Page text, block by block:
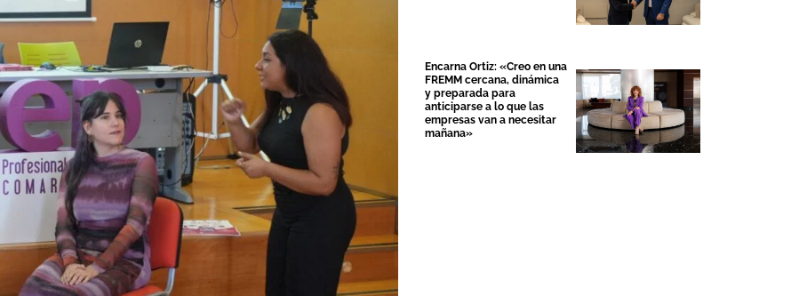
Encarna Ortiz: «Creo en una
FREMM cercana, dinámica
y preparada para
anticiparse a lo que las
empresas van a necesitar
mañana»